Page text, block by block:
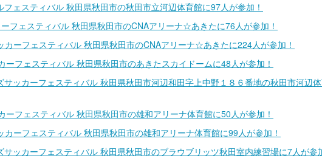
ェスティバル 秋田県秋田市の秋田市立河辺体育館に97人が参加！
フェスティバル 秋田県秋田市のCNAアリーナ☆あきたに76人が参加！
カーフェスティバル 秋田県秋田市のCNAアリーナ☆あきたに224人が参加！
ーフェスティバル 秋田県秋田市のあきたスカイドームに48人が参加！
サッカーフェスティバル 秋田県秋田市河辺和田字上中野１８６番地の秋田市河辺
ーフェスティバル 秋田県秋田市の雄和アリーナ体育館に50人が参加！
ーフェスティバル 秋田県秋田市の雄和アリーナ体育館に99人が参加！
サッカーフェスティバル 秋田県秋田市のブラウブリッツ秋田室内練習場に7人が参